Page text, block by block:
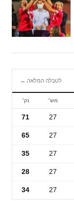
לטבלה המלאה ←
מש׳ נק׳
27
71
27
65
27
35
27
28
27
34